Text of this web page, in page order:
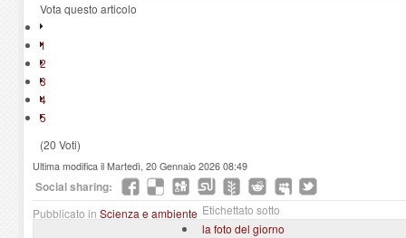
Vota questo articolo
1
2
3
4
5
(20 Voti)
Ultima modifica il Martedì, 20 Gennaio 2026 08:49
Social sharing:
Pubblicato in Scienza e ambiente Etichettato sotto
la foto del giorno